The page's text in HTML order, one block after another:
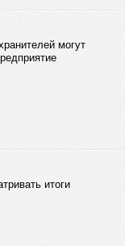
стало
с
– оно,
– до
85 лет.
и Австралия.